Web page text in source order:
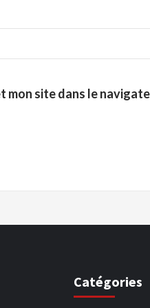
mon site dans le
Catégories